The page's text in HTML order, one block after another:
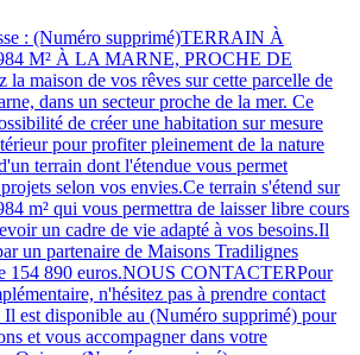
: (Numéro supprimé)TERRAIN À
M² À LA MARNE, PROCHE DE
maison de vos rêves sur cette parcelle de
dans un secteur proche de la mer. Ce
de créer une habitation sur mesure
pour profiter pleinement de la nature
terrain dont l'étendue vous permet
selon vos envies.Ce terrain s'étend sur
m² qui vous permettra de laisser libre cours
un cadre de vie adapté à vos besoins.Il
un partenaire de Maisons Tradilignes
154 890 euros.NOUS CONTACTERPour
n'hésitez pas à prendre contact
est disponible au (Numéro supprimé) pour
et vous accompagner dans votre